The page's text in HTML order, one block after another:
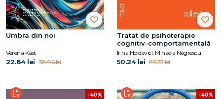
Umbra din noi
Verena Kast
22.84 lei 38.06 lei
Tratat de psihoterapie
cognitiv-comportamentală
Irina Holdevici, Mihaela Negrescu
50.24 lei 83.73 lei
-40% -40%